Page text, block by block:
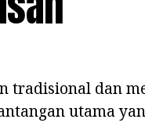
tradisional dan
utama